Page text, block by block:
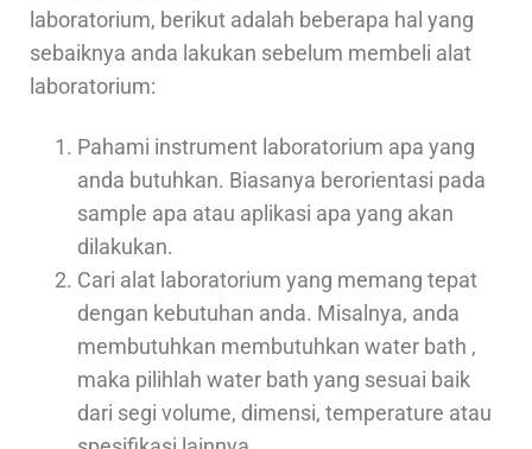
laboratorium, berikut adalah beberapa hal yang
sebaiknya anda lakukan sebelum membeli alat
laboratorium:
Pahami instrument laboratorium apa yang
anda butuhkan. Biasanya berorientasi pada
sample apa atau aplikasi apa yang akan
dilakukan.
Cari alat laboratorium yang memang tepat
dengan kebutuhan anda. Misalnya, anda
membutuhkan membutuhkan water bath ,
maka pilihlah water bath yang sesuai baik
dari segi volume, dimensi, temperature atau